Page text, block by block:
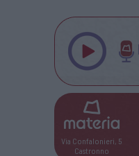
Via Confalonieri, 5
Castronno